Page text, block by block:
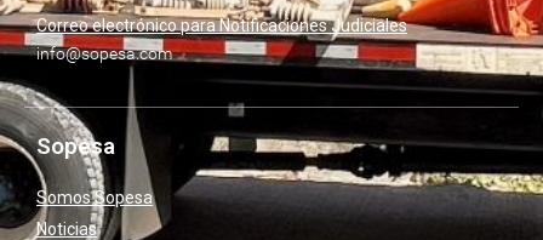
Correo electrónico para Notificaciones Judiciales
info@sopesa.com
Sopesa
Somos Sopesa
Noticias